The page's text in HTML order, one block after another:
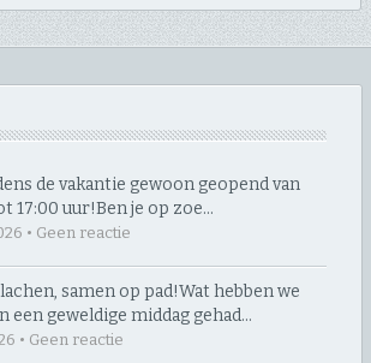
de vakantie gewoon geopend van
17:00 uur! ​Ben je op zoe…
• Geen reactie
samen op pad! ​Wat hebben we
een geweldige middag gehad…
• Geen reactie